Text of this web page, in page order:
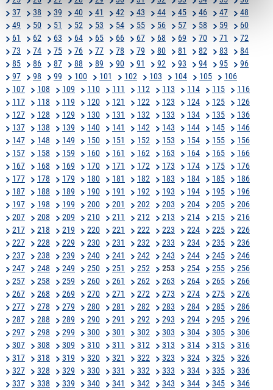
37
38 39 40 41 42 43 44 45 46 47
48
49
50 51 52 53 54 55 56 57 58 59
60
61
62 63 64 65 66 67 68 69 70 71
72
73
74 75 76 77 78 79 80 81 82 83
84
85
86 87 88 89 90 91 92 93 94 95
96
97
98 99 100 101 102 103 104 105
106
107
108 109 110 111 112 113 114 115
116
117
118 119 120 121 122 123 124 125
126
127
128 129 130 131 132 133 134 135
136
137
138 139 140 141 142 143 144 145
146
147
148 149 150 151 152 153 154 155
156
157
158 159 160 161 162 163 164 165
166
167
168 169 170 171 172 173 174 175
176
177
178 179 180 181 182 183 184 185
186
187
188 189 190 191 192 193 194 195
196
197
198 199 200 201 202 203 204 205
206
207
208 209 210 211 212 213 214 215
216
217
218 219 220 221 222 223 224 225
226
227
228 229 230 231 232 233 234 235
236
237
238 239 240 241 242 243 244 245
246
247
248 249 250 251 252 253 254 255
256
257
258 259 260 261 262 263 264 265
266
267
268 269 270 271 272 273 274 275
276
277
278 279 280 281 282 283 284 285
286
287
288 289 290 291 292 293 294 295
296
297
298 299 300 301 302 303 304 305
306
307
308 309 310 311 312 313 314 315
316
317
318 319 320 321 322 323 324 325
326
327
328 329 330 331 332 333 334 335
336
337
338 339 340 341 342 343 344 345
346